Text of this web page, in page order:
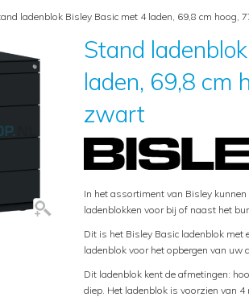
ladenblok Bisley Basic met 4 laden, 69,8 cm hoog,
Stand
laden, 69,8 cm
zwart
In het assortiment van Bisley
ladenblokken voor bij of naast het
Dit is het Bisley Basic ladenblok met
ladenblok voor het opbergen van uw
Dit ladenblok kent de afmetingen:
diep. Het ladenblok is voorzien van